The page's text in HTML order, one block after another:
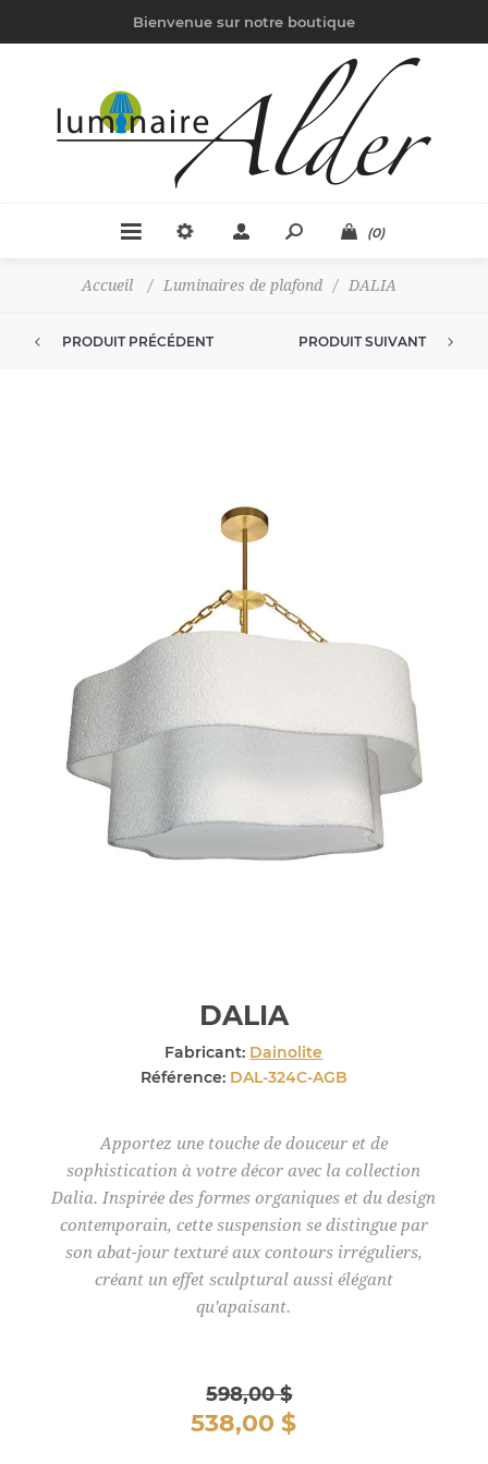
Bienvenue sur notre boutique
(0)
Accueil / Luminaires de plafond / DALIA
PRODUIT PRÉCÉDENT PRODUIT SUIVANT
DALIA
Fabricant: Dainolite
Référence: DAL-324C-AGB
Apportez une touche de douceur et de
sophistication à votre décor avec la collection
Dalia. Inspirée des formes organiques et du design
contemporain, cette suspension se distingue par
son abat-jour texturé aux contours irréguliers,
créant un effet sculptural aussi élégant
qu'apaisant.
598,00 $
538,00 $